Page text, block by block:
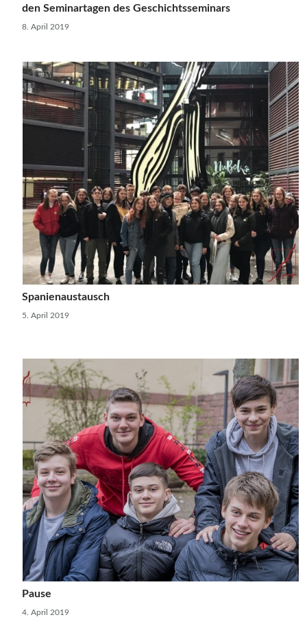
den Seminartagen des Geschichtsseminars
8. April 2019
Spanienaustausch
5. April 2019
Pause
4. April 2019